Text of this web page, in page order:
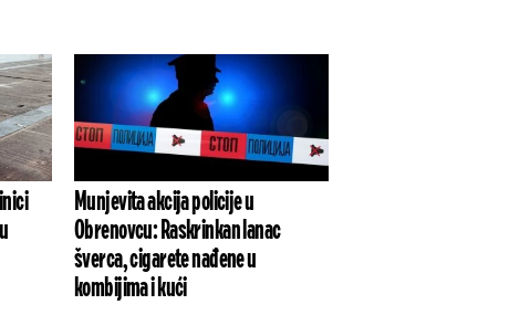
Munjevita akcija policije u
Obrenovcu: Raskrinkan lanac
šverca, cigarete nađene u
kombijima i kući